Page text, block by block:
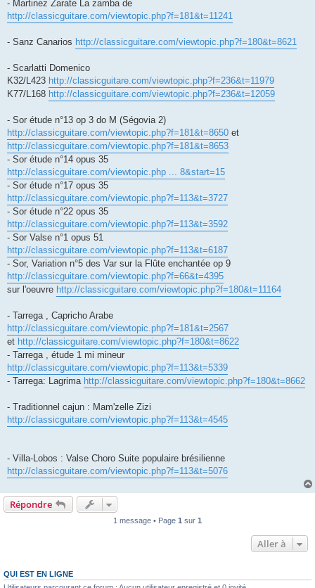
- Martinez Zarate La zamba de
http://classicguitare.com/viewtopic.php?f=181&t=11241
- Sanz Canarios http://classicguitare.com/viewtopic.php?f=180&t=8621
- Scarlatti Domenico
K32/L423 http://classicguitare.com/viewtopic.php?f=236&t=11979
K77/L168 http://classicguitare.com/viewtopic.php?f=236&t=12059
- Sor étude n°13 op 3 do M (Ségovia 2)
http://classicguitare.com/viewtopic.php?f=181&t=8650 et
http://classicguitare.com/viewtopic.php?f=181&t=8653
- Sor étude n°14 opus 35
http://classicguitare.com/viewtopic.php ... 8&start=15
- Sor étude n°17 opus 35
http://classicguitare.com/viewtopic.php?f=113&t=3727
- Sor étude n°22 opus 35
http://classicguitare.com/viewtopic.php?f=113&t=3592
- Sor Valse n°1 opus 51
http://classicguitare.com/viewtopic.php?f=113&t=6187
- Sor, Variation n°5 des Var sur la Flûte enchantée op 9
http://classicguitare.com/viewtopic.php?f=66&t=4395
sur l'oeuvre http://classicguitare.com/viewtopic.php?f=180&t=11164
- Tarrega , Capricho Arabe
http://classicguitare.com/viewtopic.php?f=181&t=2567
et http://classicguitare.com/viewtopic.php?f=180&t=8622
- Tarrega , étude 1 mi mineur
http://classicguitare.com/viewtopic.php?f=113&t=5339
- Tarrega: Lagrima http://classicguitare.com/viewtopic.php?f=180&t=8662
- Traditionnel cajun : Mam'zelle Zizi
http://classicguitare.com/viewtopic.php?f=113&t=4545
- Villa-Lobos : Valse Choro Suite populaire brésilienne
http://classicguitare.com/viewtopic.php?f=113&t=5076
Répondre
1 message • Page 1 sur 1
Aller à
QUI EST EN LIGNE